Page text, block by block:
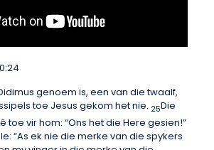
genoem is, een van die twaalf,
toe Jesus gekom het nie. 25Die
toe vir hom: “Ons het die Here gesien!”
“As ek nie die merke van die spykers